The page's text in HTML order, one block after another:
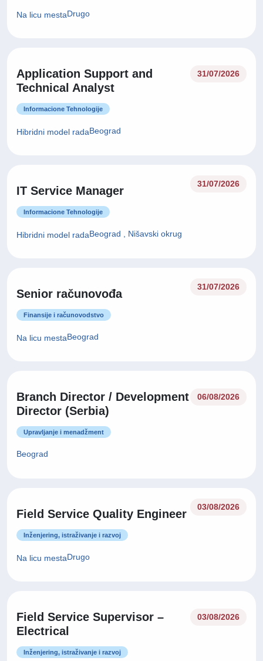
Na licu mestaDrugo
Application Support and
Technical Analyst
31/07/2026
Informacione Tehnologije
Hibridni model radaBeograd
IT Service Manager
31/07/2026
Informacione Tehnologije
Hibridni model radaBeograd , Nišavski okrug
Senior računovođa
31/07/2026
Finansije i računovodstvo
Na licu mestaBeograd
Branch Director / Development
Director (Serbia)
06/08/2026
Upravljanje i menadžment
Beograd
Field Service Quality Engineer
03/08/2026
Inženjering, istraživanje i razvoj
Na licu mestaDrugo
Field Service Supervisor –
Electrical
03/08/2026
Inženjering, istraživanje i razvoj